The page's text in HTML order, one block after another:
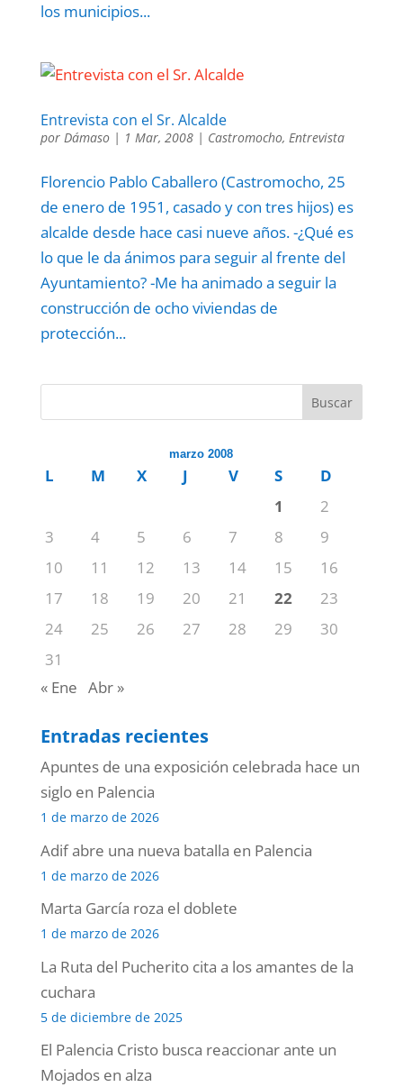
los municipios...
Entrevista con el Sr. Alcalde
por Dámaso| 1 Mar, 2008| Castromocho, Entrevista
Florencio Pablo Caballero (Castromocho, 25
de enero de 1951, casado y con tres hijos) es
alcalde desde hace casi nueve años. -¿Qué es
lo que le da ánimos para seguir al frente del
Ayuntamiento? -Me ha animado a seguir la
construcción de ocho viviendas de
protección...
Buscar
marzo 2008
L M X J V S
D
1
2
3
4 5 6 7 8
9
10
11 12 13 14 15
16
17
18 19 20 21 22
23
24
25 26 27 28 29
30
31
« Ene Abr »
Entradas recientes
Apuntes de una exposición celebrada hace un
siglo en Palencia
1 de marzo de 2026
Adif abre una nueva batalla en Palencia
1 de marzo de 2026
Marta García roza el doblete
1 de marzo de 2026
La Ruta del Pucherito cita a los amantes de la
cuchara
5 de diciembre de 2025
El Palencia Cristo busca reaccionar ante un
Mojados en alza